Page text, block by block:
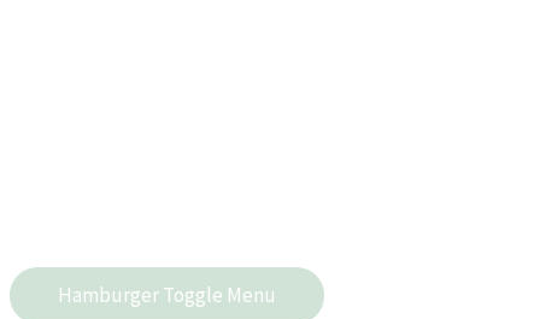
Hamburger Toggle Menu